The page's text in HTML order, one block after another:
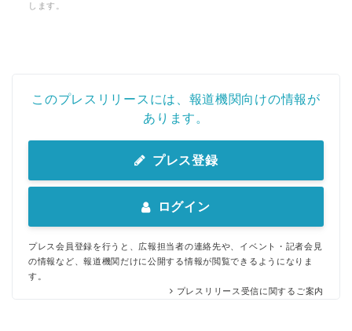
します。
このプレスリリースには、報道機関向けの情報が
あります。
プレス登録
ログイン
プレス会員登録を行うと、広報担当者の連絡先や、イベント・記者会見
の情報など、報道機関だけに公開する情報が閲覧できるようになりま
す。
プレスリリース受信に関するご案内